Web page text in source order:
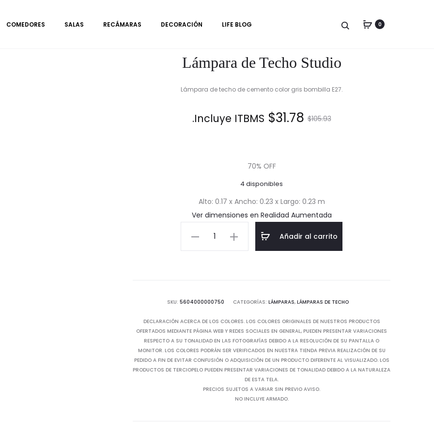
COMEDORES SALAS RECÁMARAS DECORACIÓN LIFE BLOG 0
Lámpara de Techo Studio
Lámpara de techo de cemento color gris bombilla E27.
$105.93
El
original
$105.93.
$31.78
El
actual
es:
$31.78.
Incluye ITBMS.
70% OFF
4 disponibles
Alto: 0.17 x Ancho: 0.23 x Largo: 0.23 m
Ver dimensiones en Realidad Aumentada
Lámpara
Añadir al carrito
SKU: 5604000000750 CATEGORÍAS: LÁMPARAS, LÁMPARAS DE TECHO
DECLARACIÓN ACERCA DE LOS COLORES. LOS COLORES ORIGINALES DE NUESTROS PRODUCTOS
OFERTADOS MEDIANTE PÁGINA WEB Y REDES SOCIALES EN GENERAL, PUEDEN PRESENTAR VARIACIONES
RESPECTO A SU TONALIDAD EN LAS FOTOGRAFÍAS DEBIDO A LA RESOLUCIÓN DE SU PANTALLA O
MONITOR. LOS COLORES PODRÁN SER VERIFICADOS EN NUESTRA TIENDA PREVIA REALIZACIÓN DE SU
PEDIDO A FIN DE EVITAR CONFUSIÓN O ADQUISICIÓN DE UN PRODUCTO DIFERENTE AL VISUALIZADO. LOS
PRODUCTOS DE TERCIOPELO PUEDEN PRESENTAR VARIACIONES DE TONALIDAD DEBIDO A LA NATURALEZA
DE ESTA TELA.
PRECIOS SUJETOS A VARIAR SIN PREVIO AVISO.
NO INCLUYE ARMADO.